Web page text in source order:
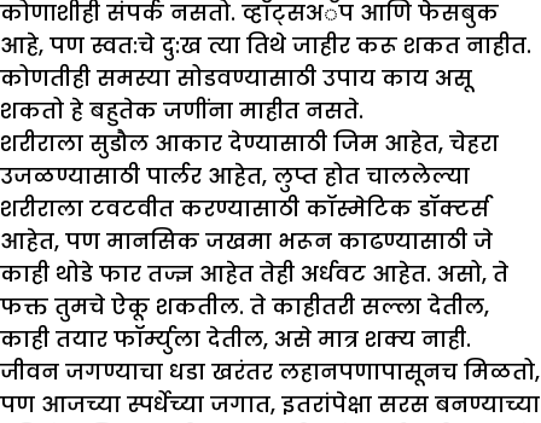
कोणाशीही संपर्क नसतो. व्हॉट्सअॅप आणि फेसबुक
आहे, पण स्वत:चे दु:ख त्या तिथे जाहीर करू शकत नाहीत.
कोणतीही समस्या सोडवण्यासाठी उपाय काय असू
शकतो हे बहुतेक जणींना माहीत नसते.
शरीराला सुडौल आकार देण्यासाठी जिम आहेत, चेहरा
उजळण्यासाठी पार्लर आहेत, लुप्त होत चाललेल्या
शरीराला टवटवीत करण्यासाठी कॉस्मेटिक डॉक्टर्स
आहेत, पण मानसिक जखमा भरून काढण्यासाठी जे
काही थोडे फार तज्ज्ञ आहेत तेही अर्धवट आहेत. असो, ते
फक्त तुमचे ऐकू शकतील. ते काहीतरी सल्ला देतील,
काही तयार फॉर्म्युला देतील, असे मात्र शक्य नाही.
जीवन जगण्याचा धडा खरंतर लहानपणापासूनच मिळतो,
पण आजच्या स्पर्धेच्या जगात, इतरांपेक्षा सरस बनण्याच्या